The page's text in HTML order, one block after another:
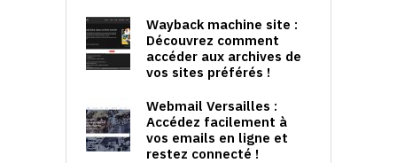
Wayback machine site :
Découvrez comment
accéder aux archives de
vos sites préférés !
Webmail Versailles :
Accédez facilement à
vos emails en ligne et
restez connecté !